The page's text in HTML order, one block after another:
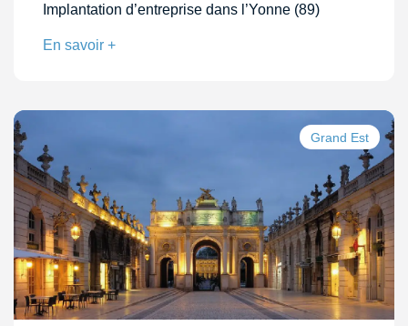
Implantation d’entreprise dans l’Yonne (89)
En savoir +
Grand Est